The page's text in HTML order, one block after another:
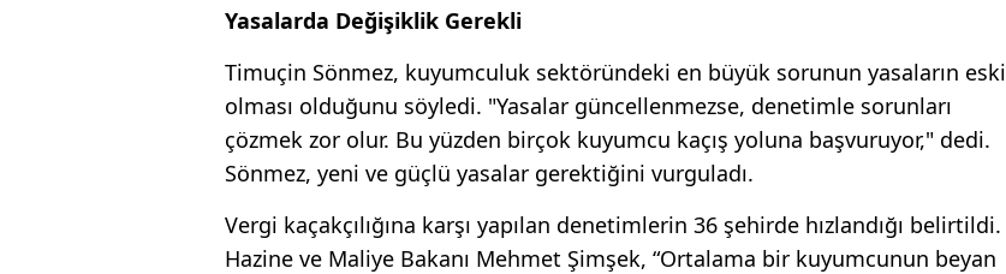
Yasalarda Değişiklik Gerekli
Timuçin Sönmez, kuyumculuk sektöründeki en büyük sorunun yasaların eski
olması olduğunu söyledi. "Yasalar güncellenmezse, denetimle sorunları
çözmek zor olur. Bu yüzden birçok kuyumcu kaçış yoluna başvuruyor," dedi.
Sönmez, yeni ve güçlü yasalar gerektiğini vurguladı.
Vergi kaçakçılığına karşı yapılan denetimlerin 36 şehirde hızlandığı belirtildi.
Hazine ve Maliye Bakanı Mehmet Şimşek, “Ortalama bir kuyumcunun beyan